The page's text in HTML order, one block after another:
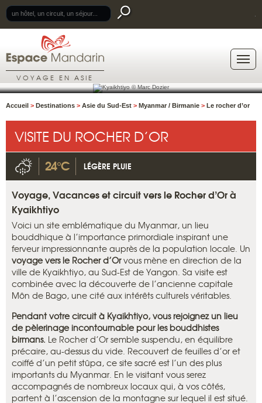
VOYAGE EN ASIE
Accueil > Destinations > Asie du Sud-Est > Myanmar / Birmanie > Le rocher d’or
VISITE DU ROCHER D’OR
24°C LÉGÈRE PLUIE
Voyage, Vacances et circuit vers le Rocher d’Or à
Kyaikhtiyo
Voici un site emblématique du Myanmar, un lieu
bouddhique à l’importance primordiale inspirant une
ferveur impressionnante auprès de la population locale. Un
voyage vers le Rocher d’Orvous mène en direction de la
ville de Kyaikhtiyo, au Sud-Est de Yangon. Sa visite est
combinée avec la découverte de l’ancienne capitale
Môn de Bago, une cité aux intérêts culturels véritables.
Pendant votre circuit à Kyaikhtiyo, vous rejoignez un lieu
de pèlerinage incontournable pour les bouddhistes
birmans. Le Rocher d’Or semble suspendu, en équilibre
précaire, au-dessus du vide. Recouvert de feuilles d’or et
coiffé d’un petit stûpa, ce site sacré est l’un des plus
importants du Myanmar. En le visitant vous serez
accompagnés de nombreux locaux qui, à vos côtés,
partent à l’ascension de la montagne sur lequel il est situé.